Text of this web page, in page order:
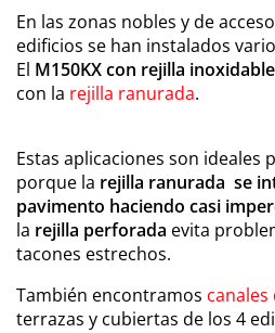
En las zonas nobles y de
edificios se han instalados
El M150KX con rejilla
con la rejilla ranurada.
Estas aplicaciones son ideales
porque la rejilla ranurada se
pavimento haciendo casi
la rejilla perforada evita
tacones estrechos.
También encontramos canales
terrazas y cubiertas de los 4